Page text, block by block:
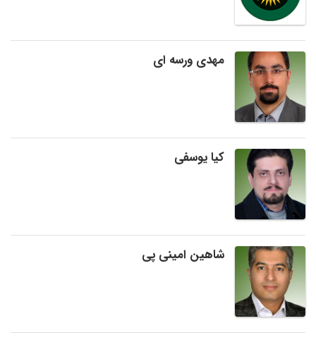
مهدی ورسه ای
کیا یوسفی
شاهین امینی پی